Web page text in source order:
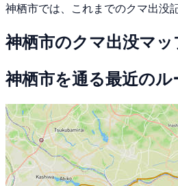
神栖市では、これまでのクマ出没
神栖市のクマ出没マッ
神栖市を通る最近のル